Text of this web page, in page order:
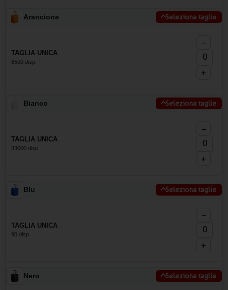
Arancione Seleziona taglie
TAGLIA UNICA
8500 disp.
−
+
Bianco Seleziona taglie
TAGLIA UNICA
33000 disp.
−
+
Blu Seleziona taglie
TAGLIA UNICA
90 disp.
−
+
Nero Seleziona taglie